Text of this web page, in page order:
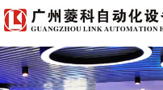
首页 关于我们